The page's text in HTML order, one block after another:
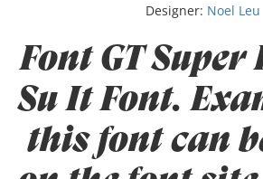
Designer: Noel Leu
Font GT
Su It Font.
this font can